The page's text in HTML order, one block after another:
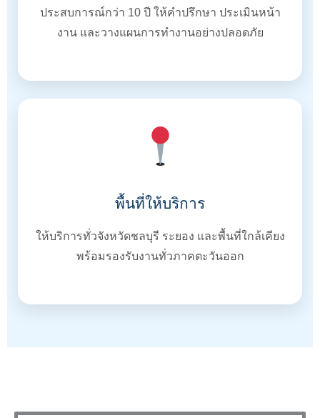
ประสบการณ์กว่า 10 ปี ให้คำปรึกษา ประเมินหน้า
งาน และวางแผนการทำงานอย่างปลอดภัย
พื้นที่ให้บริการ
ให้บริการทั่วจังหวัดชลบุรี ระยอง และพื้นที่ใกล้เคียง
พร้อมรองรับงานทั่วภาคตะวันออก